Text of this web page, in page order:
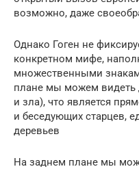
возможно, даже
Однако Гоген не
конкретном мифе,
множественными
плане мы можем видеть
и зла), что является
и беседующих старцев,
деревьев
На заднем плане мы